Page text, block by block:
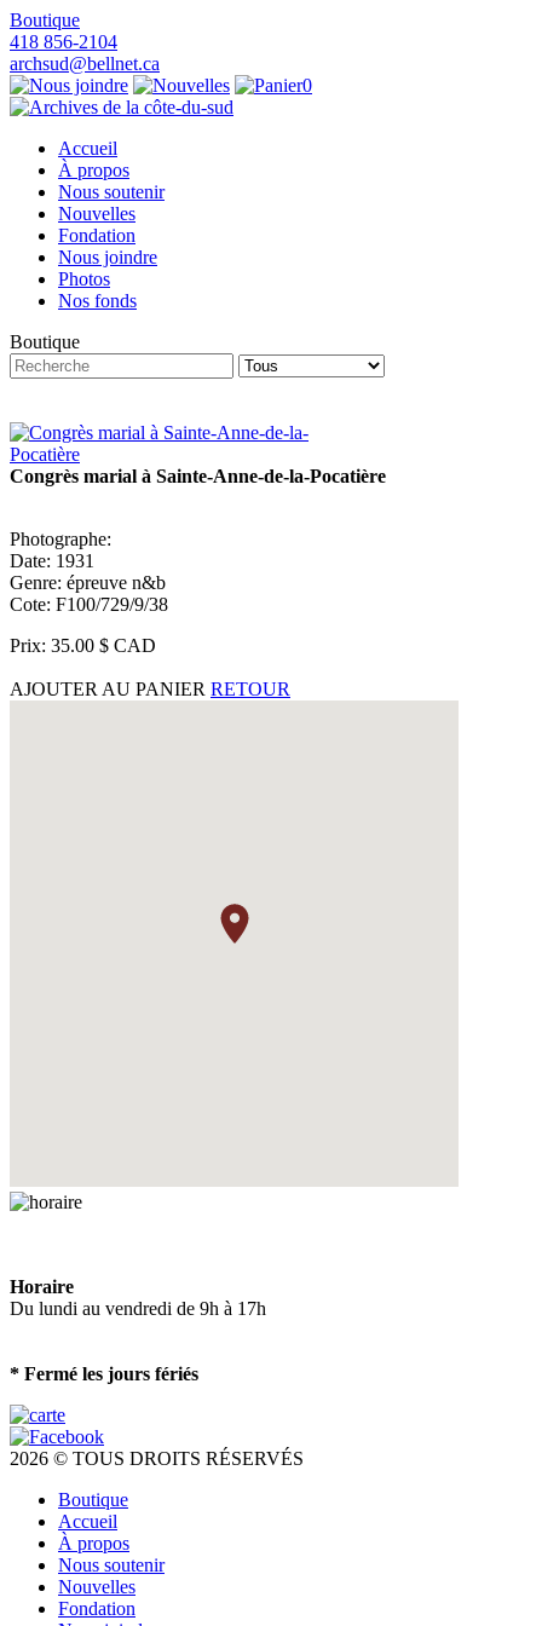
Boutique
418 856-2104
archsud@bellnet.ca
0
Accueil
À propos
Nous soutenir
Nouvelles
Fondation
Nous joindre
Photos
Nos fonds
Boutique
Congrès marial à Sainte-Anne-de-la-Pocatière
Photographe:
Date: 1931
Genre: épreuve n&b
Cote: F100/729/9/38
Prix: 35.00 $ CAD
AJOUTER AU PANIER RETOUR
Horaire
Du lundi au vendredi de 9h à 17h
* Fermé les jours fériés
2026 © TOUS DROITS RÉSERVÉS
Boutique
Accueil
À propos
Nous soutenir
Nouvelles
Fondation